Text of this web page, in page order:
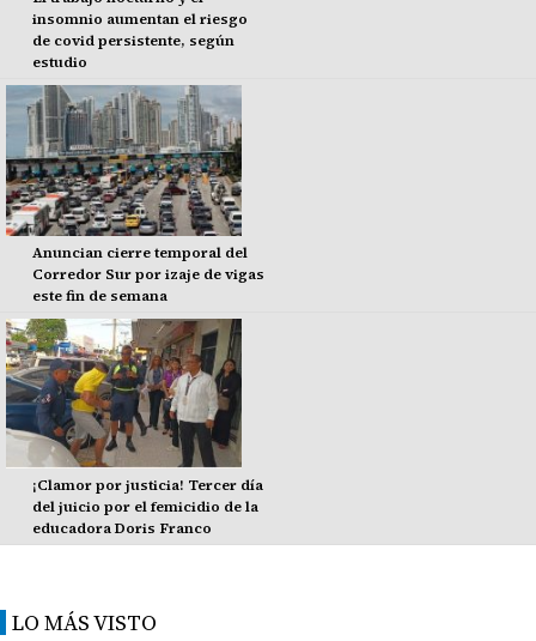
insomnio aumentan el riesgo
de covid persistente, según
estudio
Anuncian cierre temporal del
Corredor Sur por izaje de vigas
este fin de semana
¡Clamor por justicia! Tercer día
del juicio por el femicidio de la
educadora Doris Franco
LO MÁS VISTO